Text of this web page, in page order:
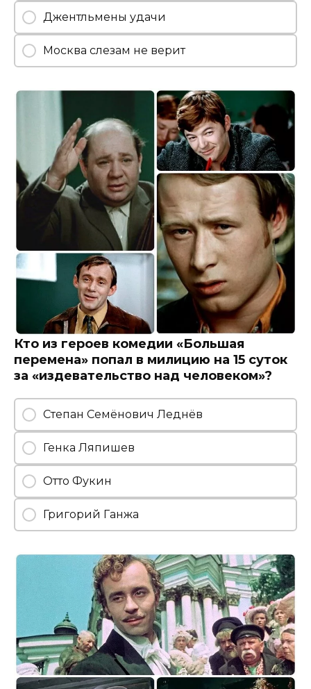
Джентльмены удачи
Москва слезам не верит
Кто из героев комедии «Большая
перемена» попал в милицию на 15 суток
за «издевательство над человеком»?
Степан Семёнович Леднёв
Генка Ляпишев
Отто Фукин
Григорий Ганжа